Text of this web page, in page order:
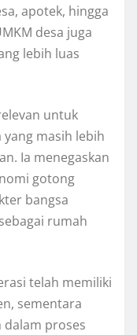
apotek, hingga
desa juga
lebih luas
untuk
yang masih lebih
Ia menegaskan
gotong
bangsa
rumah
telah memiliki
sementara
proses